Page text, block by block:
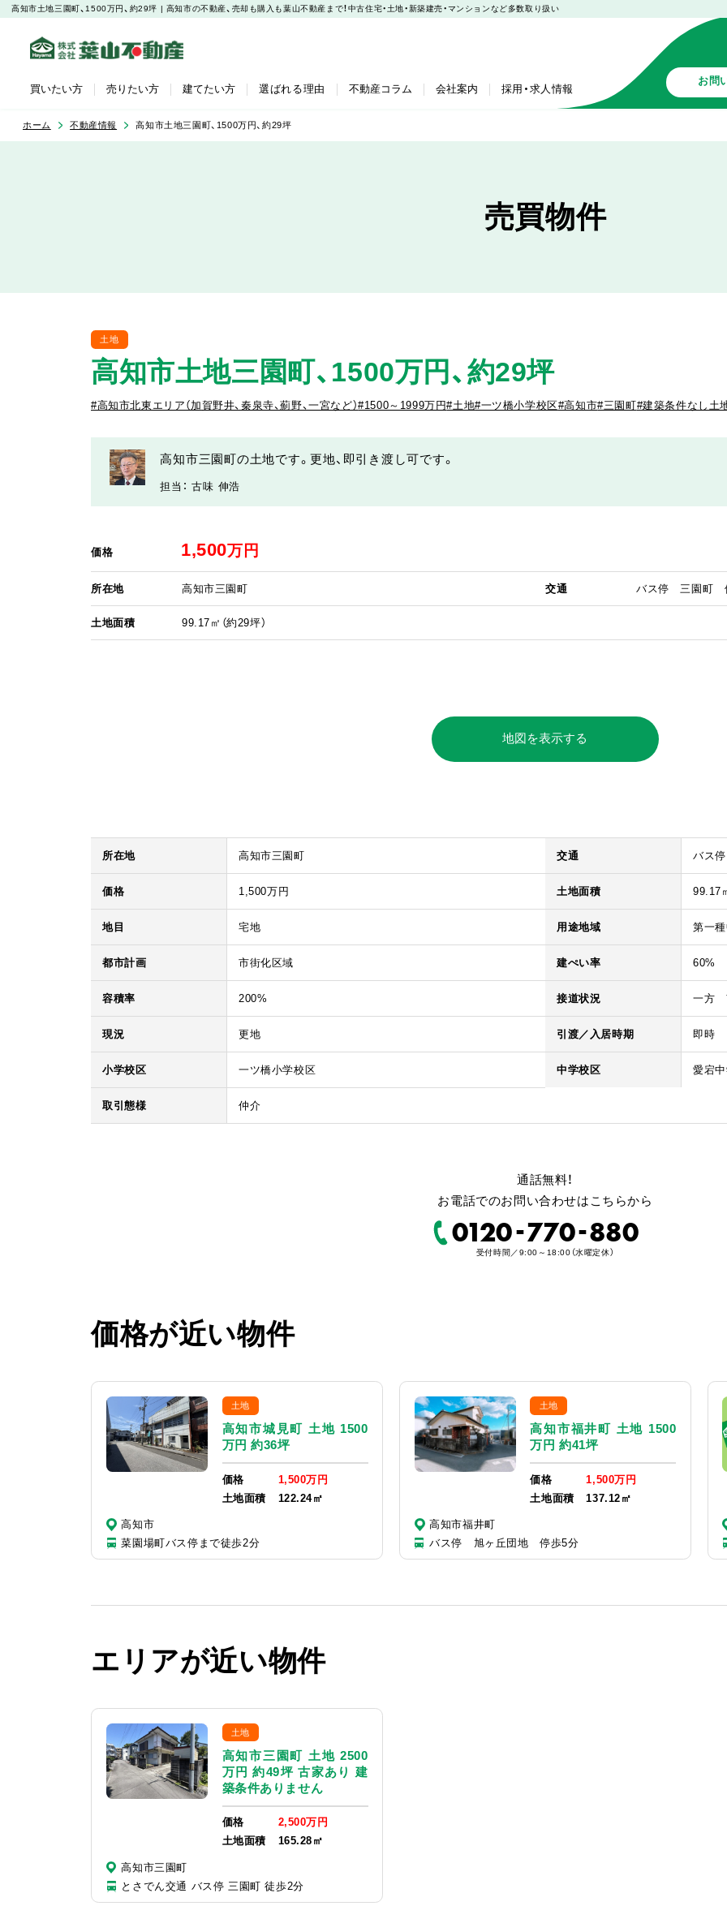
高知市土地三園町、1500万円、約29坪 | 高知市の不動産、売却も購入も葉山不動産まで！中古住宅・土地・新築建売・マンションなど多数取り扱い
買いたい方 売りたい方 建てたい方 選ばれる理由 不動産コラム 会社案内 採用・求人情報
お問
ホーム 不動産情報 高知市土地三園町、1500万円、約29坪
売買物件
土地
高知市土地三園町、1500万円、約29坪
#高知市北東エリア（加賀野井、秦泉寺、薊野、一宮など）#1500～1999万円#土地#一ツ橋小学校区#高知市#三園町#建築条件なし土
高知市三園町の土地です。更地、即引き渡し可です。
担当： 古味 伸浩
価格 1,500万円
所在地 高知市三園町 交通 バス停 三園町
土地面積 99.17㎡（約29坪）
地図を表示する
所在地 高知市三園町 交通 バス
価格 1,500万円 土地面積 99.17
地目 宅地 用途地域 第一
都市計画 市街化区域 建ぺい率 60%
容積率 200% 接道状況 一方
現況 更地 引渡／入居時期 即時
小学校区 一ツ橋小学校区 中学校区 愛宕
取引態様 仲介
通話無料！
お電話でのお問い合わせはこちらから
0120-770-880
受付時間／9:00～18:00（水曜定休）
価格が近い物件
土地
高知市城見町 土地 1500
万円 約36坪
価格
1,500万円
土地面積
122.24㎡
高知市
菜園場町バス停まで徒歩2分
土地
高知市福井町 土地 1500
万円 約41坪
価格
1,500万円
土地面積
137.12㎡
高知市福井町
バス停 旭ヶ丘団地 停歩5分
エリアが近い物件
土地
高知市三園町 土地 2500
万円 約49坪 古家あり 建
築条件ありません
価格
2,500万円
土地面積
165.28㎡
高知市三園町
とさでん交通 バス停 三園町 徒歩2分